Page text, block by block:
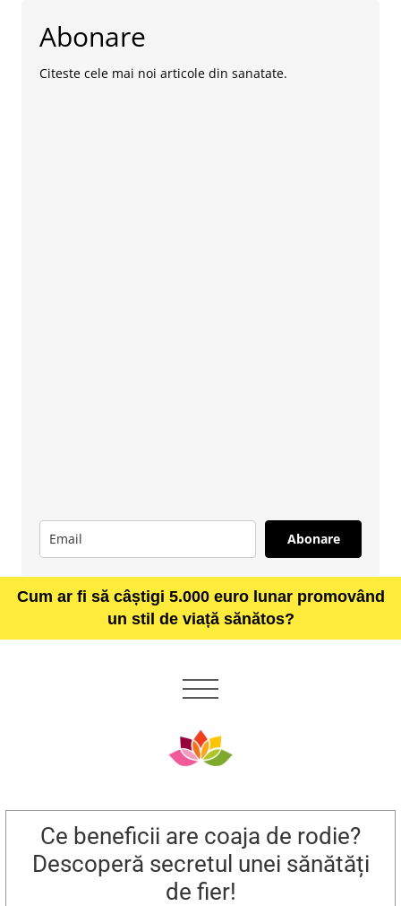
Abonare
Citeste cele mai noi articole din sanatate.
Abonare
Cum ar fi să câștigi 5.000 euro lunar promovând
un stil de viață sănătos?
Ce beneficii are coaja de rodie?
Descoperă secretul unei sănătăți
de fier!